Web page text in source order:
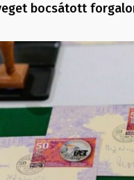
bocsátott